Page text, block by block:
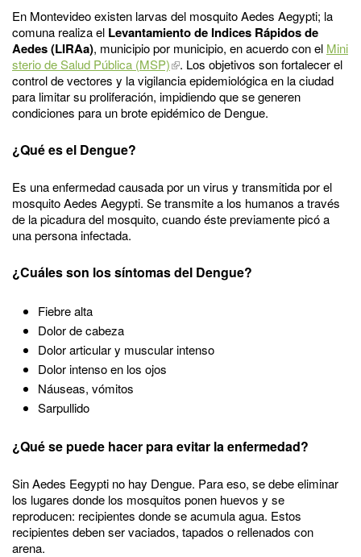
En Montevideo existen larvas del mosquito Aedes Aegypti; la
comuna realiza el Levantamiento de Indices Rápidos de
Aedes (LIRAa), municipio por municipio, en acuerdo con el Mini
sterio de Salud Pública (MSP)
. Los objetivos son fortalecer el
control de vectores y la vigilancia epidemiológica en la ciudad
para limitar su proliferación, impidiendo que se generen
condiciones para un brote epidémico de Dengue.
¿Qué es el Dengue?
Es una enfermedad causada por un virus y transmitida por el
mosquito Aedes Aegypti. Se transmite a los humanos a través
de la picadura del mosquito, cuando éste previamente picó a
una persona infectada.
¿Cuáles son los síntomas del Dengue?
Fiebre alta
Dolor de cabeza
Dolor articular y muscular intenso
Dolor intenso en los ojos
Náuseas, vómitos
Sarpullido
¿Qué se puede hacer para evitar la enfermedad?
Sin Aedes Eegypti no hay Dengue. Para eso, se debe eliminar
los lugares donde los mosquitos ponen huevos y se
reproducen: recipientes donde se acumula agua. Estos
recipientes deben ser vaciados, tapados o rellenados con
arena.